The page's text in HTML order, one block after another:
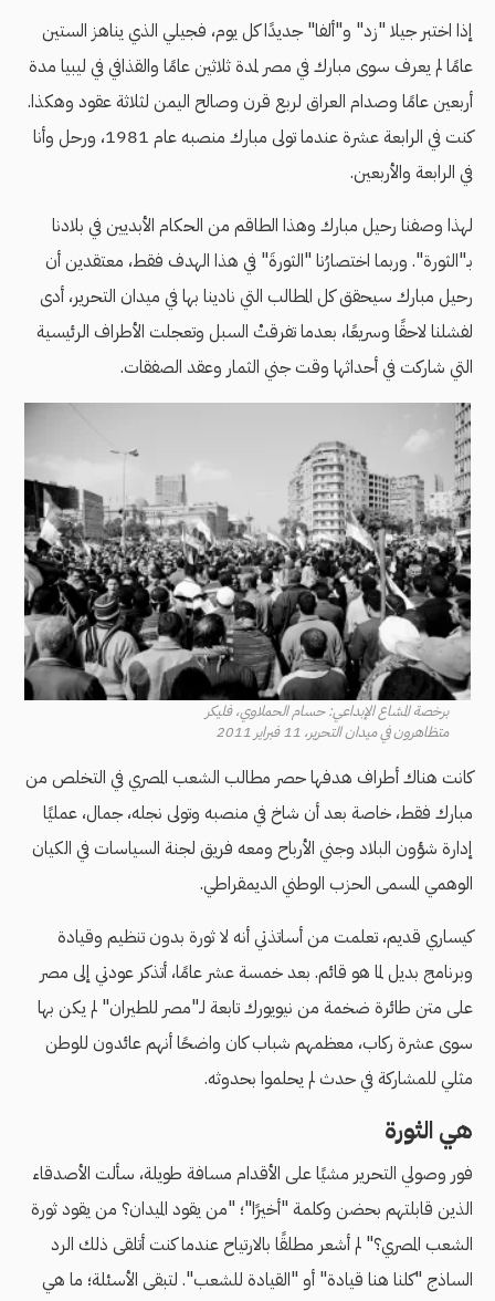
إذا اختبر جيلا "زد" و"ألفا" جديدًا كل يوم، فجيلي الذي يناهز الستين
عامًا لم يعرف سوى مبارك في مصر لمدة ثلاثين عامًا والقذافي في ليبيا مدة
أربعين عامًا وصدام العراق لربع قرن وصالح اليمن لثلاثة عقود وهكذا.
كنت في الرابعة عشرة عندما تولى مبارك منصبه عام 1981، ورحل وأنا
في الرابعة والأربعين.
لهذا وصفنا رحيل مبارك وهذا الطاقم من الحكام الأبديين في بلادنا
بـ"الثورة". وربما اختصارُنا "الثورةَ" في هذا الهدف فقط، معتقدين أن
رحيل مبارك سيحقق كل المطالب التي نادينا بها في ميدان التحرير، أدى
لفشلنا لاحقًا وسريعًا، بعدما تفرقتْ السبل وتعجلت الأطراف الرئيسية
التي شاركت في أحداثها وقت جني الثمار وعقد الصفقات.
برخصة المشاع الإبداعي: حسام الحملاوي، فليكر
متظاهرون في ميدان التحرير، 11 فبراير 2011
كانت هناك أطراف هدفها حصر مطالب الشعب المصري في التخلص من
مبارك فقط، خاصة بعد أن شاخ في منصبه وتولى نجله، جمال، عمليًا
إدارة شؤون البلاد وجني الأرباح ومعه فريق لجنة السياسات في الكيان
الوهمي المسمى الحزب الوطني الديمقراطي.
كيساري قديم، تعلمت من أساتذتي أنه لا ثورة بدون تنظيم وقيادة
وبرنامج بديل لما هو قائم. بعد خمسة عشر عامًا، أتذكر عودتي إلى مصر
على متن طائرة ضخمة من نيويورك تابعة لـ"مصر للطيران" لم يكن بها
سوى عشرة ركاب، معظمهم شباب كان واضحًا أنهم عائدون للوطن
مثلي للمشاركة في حدث لم يحلموا بحدوثه.
هي الثورة
فور وصولي التحرير مشيًا على الأقدام مسافة طويلة، سألت الأصدقاء
الذين قابلتهم بحضن وكلمة "أخيرًا"؛ "من يقود الميدان؟ من يقود ثورة
الشعب المصري؟" لم أشعر مطلقًا بالارتياح عندما كنت أتلقى ذلك الرد
الساذج "كلنا هنا قيادة" أو "القيادة للشعب". لتبقى الأسئلة؛ ما هي